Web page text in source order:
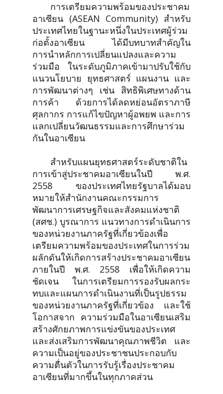
การเตรียมความพร้อมของประชาคม
อาเซียน (ASEAN Community) สำหรับ
ประเทศไทยในฐานะหนึ่งในประเทศผู้ร่วม
ก่อตั้งอาเซียน ได้มีบทบาทสำคัญใน
การนำหลักการเปลี่ยนแปลงและความ
ร่วมมือ ในระดับภูมิภาคเข้ามาปรับใช้กับ
แนวนโยบาย ยุทธศาสตร์ แผนงาน และ
การพัฒนาต่างๆ เช่น สิทธิพิเศษทางด้าน
การค้า ด้วยการได้ลดหย่อนอัตราภาษี
ศุลกากร การแก้ไขปัญหาผู้อพยพ และการ
แลกเปลี่ยนวัฒนธรรมและการศึกษาร่วม
กันในอาเซียน
สำหรับแผนยุทธศาสตร์ระดับชาติใน
การเข้าสู่ประชาคมอาเซียนในปี พ.ศ.
2558 ของประเทศไทยรัฐบาลได้มอบ
หมายให้สำนักงานคณะกรรมการ
พัฒนาการเศรษฐกิจและสังคมแห่งชาติ
(สศช.) บูรณาการ แนวทางการดำเนินการ
ของหน่วยงานภาครัฐที่เกี่ยวข้องเพื่อ
เตรียมความพร้อมของประเทศในการร่วม
ผลักดันให้เกิดการสร้างประชาคมอาเซียน
ภายในปี พ.ศ. 2558 เพื่อให้เกิดความ
ชัดเจน ในการเตรียมการรองรับผลกระ
ทบและแผนการดำเนินงานที่เป็นรูปธรรม
ของหน่วยงานภาครัฐที่เกี่ยวข้อง และใช้
โอกาสจาก ความร่วมมือในอาเซียนเสริม
สร้างศักยภาพการแข่งขันของประเทศ
และส่งเสริมการพัฒนาคุณภาพชีวิต และ
ความเป็นอยู่ของประชาชนประกอบกับ
ความตื่นตัวในการรับรู้เรื่องประชาคม
อาเซียนที่มากขึ้นในทุกภาคส่วน